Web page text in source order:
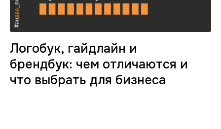
Логобук, гайдлайн и
брендбук: чем отличаются и
что выбрать для бизнеса